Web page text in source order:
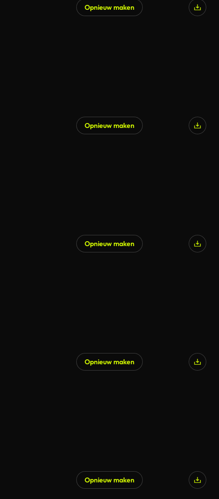
Opnieuw maken
Opnieuw maken
Opnieuw maken
Opnieuw maken
Opnieuw maken